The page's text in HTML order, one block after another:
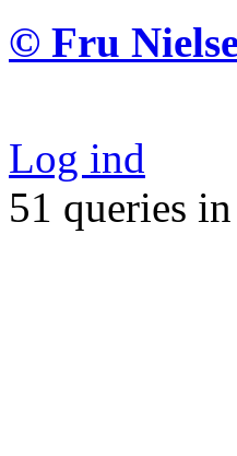
© Fru
Log ind
51 queries